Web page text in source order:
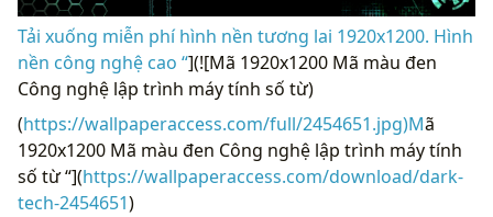
Tải xuống miễn phí hình nền tương lai 1920x1200. Hình
nền công nghệ cao “](![Mã 1920x1200 Mã màu đen
Công nghệ lập trình máy tính số từ)
(https://wallpaperaccess.com/full/2454651.jpg)Mã
1920x1200 Mã màu đen Công nghệ lập trình máy tính
số từ “](https://wallpaperaccess.com/download/dark-
tech-2454651)